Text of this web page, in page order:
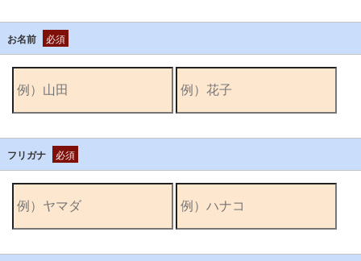
お名前 必須
フリガナ 必須